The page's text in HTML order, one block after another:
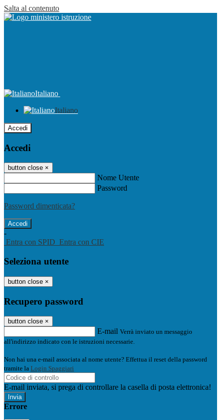
Salta al contenuto
Italiano
Italiano
Accedi
Accedi
button close ×
Nome Utente
Password
Password dimenticata?
-
Entra con SPID Entra con CIE
Seleziona utente
button close ×
Recupero password
button close ×
E-mail Verrà inviato un messaggio
all'indirizzo indicato con le istruzioni necessarie.
Non hai una e-mail associata al nome utente? Effettua il reset della password
tramite la Login Spaggiari
E-mail inviata, si prega di controllare la casella di posta elettronica!
Errore